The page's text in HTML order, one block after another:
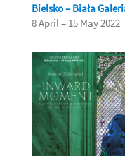
Bielsko – Biała
8 April – 15 May 2022